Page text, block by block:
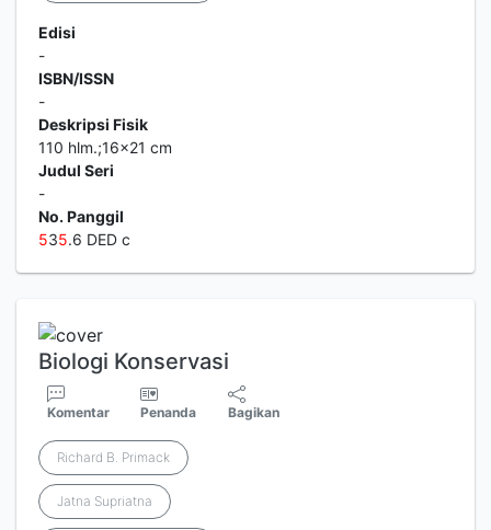
Edisi
-
ISBN/ISSN
-
Deskripsi Fisik
110 hlm.;16x21 cm
Judul Seri
-
No. Panggil
535.6 DED c
Biologi Konservasi
Komentar Penanda Bagikan
Richard B. Primack
Jatna Supriatna